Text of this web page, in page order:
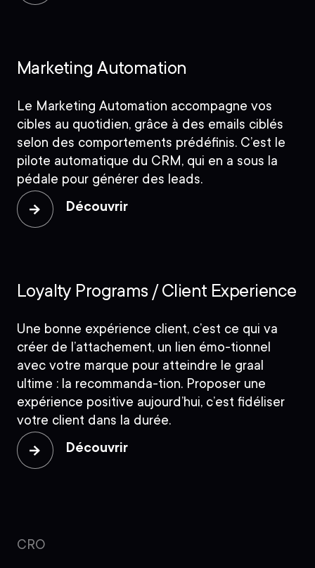
Marketing Automation
Le Marketing Automation accompagne vos
cibles au quotidien, grâce à des emails ciblés
selon des comportements prédéfinis. C’est le
pilote automatique du CRM, qui en a sous la
pédale pour générer des leads.
Découvrir
Loyalty Programs / Client Experience
Une bonne expérience client, c’est ce qui va
créer de l’attachement, un lien émo-tionnel
avec votre marque pour atteindre le graal
ultime : la recommanda-tion. Proposer une
expérience positive aujourd’hui, c’est fidéliser
votre client dans la durée.
Découvrir
CRO